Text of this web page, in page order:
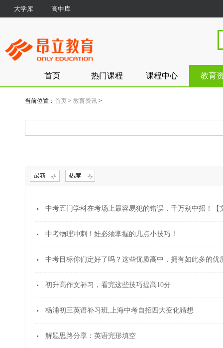
大学库 高中库
首页 热门课程 课程中心 教育
当前位置： 首页 > 教育资讯 >
中考五门学科在考场上最容易犯的错误，千万别中招！【
中考物理冲刺！娃必须掌握的几点小技巧！
中考目标你们定好了吗？这些优质高中，拥有如此多的优
初升高作文补习，看完这些技巧提高10分
杨浦初三英语补习班,上海中考自招四大变化猜想
解题思路分享：英语完形填空